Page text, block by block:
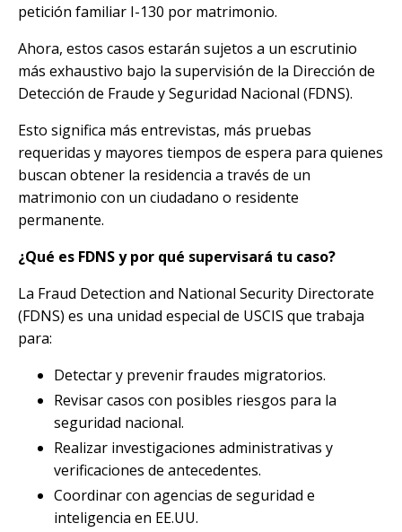
petición familiar I-130 por matrimonio.
Ahora, estos casos estarán sujetos a un escrutinio
más exhaustivo bajo la supervisión de la Dirección de
Detección de Fraude y Seguridad Nacional (FDNS).
Esto significa más entrevistas, más pruebas
requeridas y mayores tiempos de espera para quienes
buscan obtener la residencia a través de un
matrimonio con un ciudadano o residente
permanente.
¿Qué es FDNS y por qué supervisará tu caso?
La Fraud Detection and National Security Directorate
(FDNS) es una unidad especial de USCIS que trabaja
para:
Detectar y prevenir fraudes migratorios.
Revisar casos con posibles riesgos para la
seguridad nacional.
Realizar investigaciones administrativas y
verificaciones de antecedentes.
Coordinar con agencias de seguridad e
inteligencia en EE.UU.